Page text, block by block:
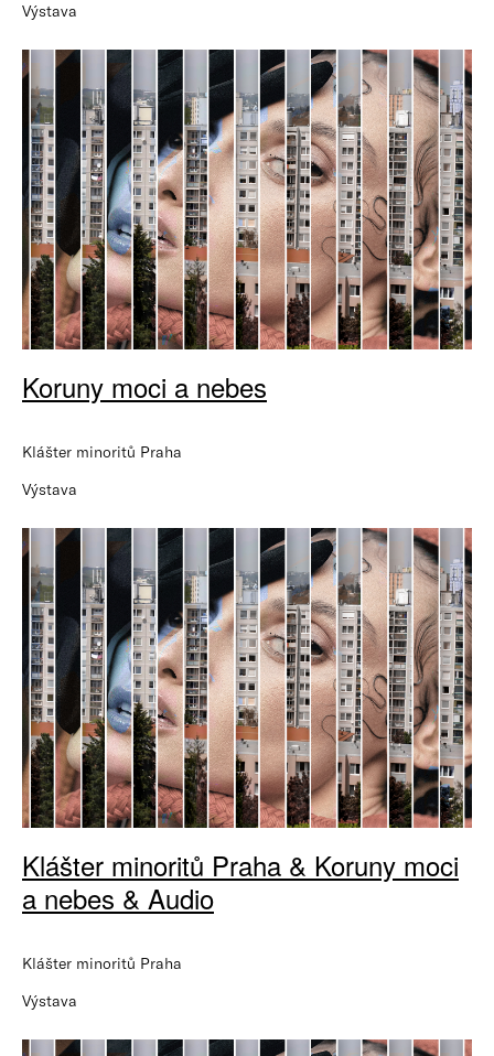
Výstava
Koruny moci a nebes
Klášter minoritů Praha
Výstava
Klášter minoritů Praha & Koruny moci
a nebes & Audio
Klášter minoritů Praha
Výstava